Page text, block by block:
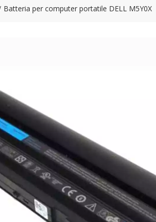
Batteria per computer portatile DELL M5Y0X